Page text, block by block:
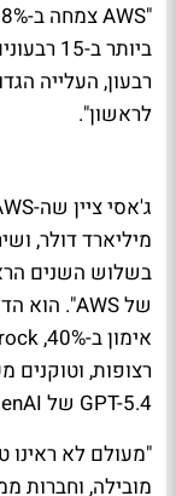
רבעון, העלייה
לראשון".
רצופות, וטוקנים
GPT-5.4 של OpenAI ו-Bedrock managed agents.